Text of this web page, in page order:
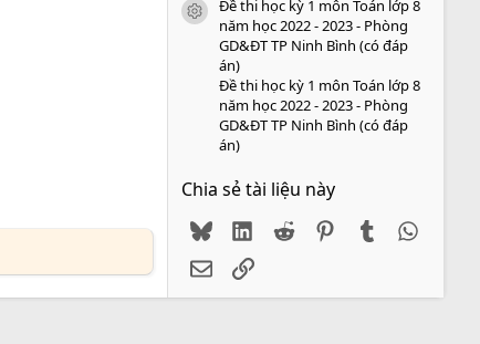
icon tài liệu
Đề thi học kỳ 1 môn Toán lớp 8
năm học 2022 - 2023 - Phòng
GD&ĐT TP Ninh Bình (có đáp
án)
Đề thi học kỳ 1 môn Toán lớp 8
năm học 2022 - 2023 - Phòng
GD&ĐT TP Ninh Bình (có đáp
án)
Chia sẻ tài liệu này
BlueskyLinkedIn
Reddit PinterestTumblr
EmailLink